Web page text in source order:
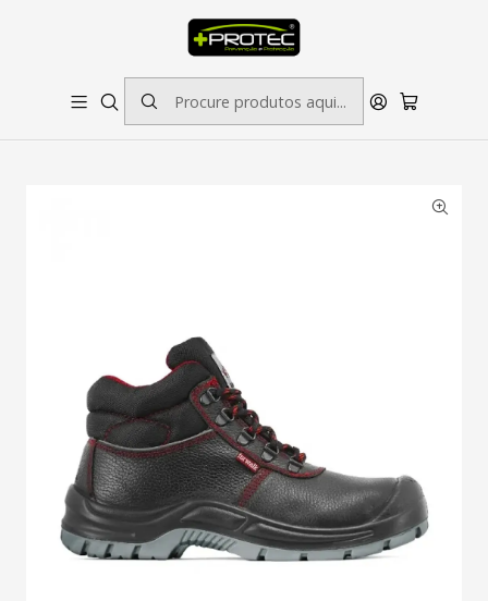
SOLICITE ORÇAMENTO PARA ESTAMPADOS/BORDADOS // SINALÉTICA:
OUTRAS DIMENSÕES SOB CONSULTA
Início Calçado de Proteção
Bota Vouga S3 Compósito PU SRC - FOR WALK